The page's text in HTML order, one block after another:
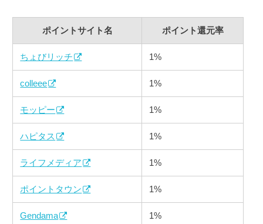
ポイントサイト名 ポイント還元率
ちょびリッチ 1%
colleee 1%
モッピー 1%
ハピタス 1%
ライフメディア 1%
ポイントタウン 1%
Gendama 1%